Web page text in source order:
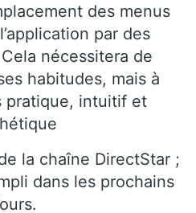
des menus
par des
nécessitera de
habitudes, mais à
pratique, intuitif et
la chaîne DirectStar ;
dans les prochains